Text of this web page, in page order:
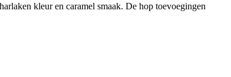
kleur en caramel smaak. De hop toevoegingen